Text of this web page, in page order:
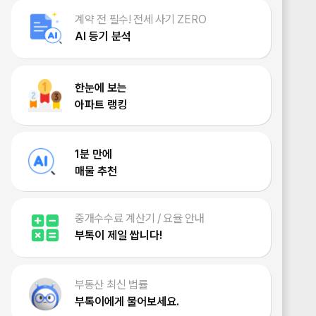
계약 전 필수! 전세 사기 ZERO
AI 등기 분석
한눈에 보는
아파트 랭킹
1분 만에
매물 추천
중개수수료 계산기 / 요율 안내
부톡이 제일 쌉니다!
부동산 최신 법률
부톡이에게 물어보세요.